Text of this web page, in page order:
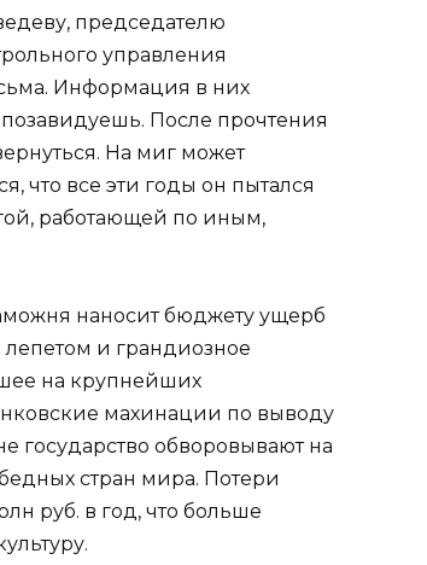
председателю
управления
Информация в них
После прочтения
На миг может
что все эти годы он пытался
работающей по иным,
наносит бюджету ущерб
лепетом и грандиозное
на крупнейших
махинации по выводу
государство обворовывают на
стран мира. Потери
руб. в год, что больше